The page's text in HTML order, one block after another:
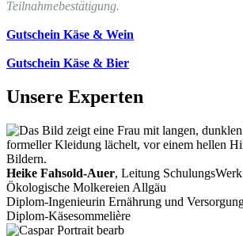
Teilnahmebestätigung.
Gutschein Käse & Wein
Gutschein Käse & Bier
Unsere Experten
Heike Fahsold-Auer, Leitung SchulungsWerk
Ökologische Molkereien Allgäu
Diplom-Ingenieurin Ernährung und
Diplom-Käsesommelière